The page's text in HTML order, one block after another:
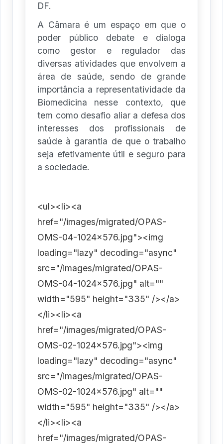
DF.
A Câmara é um espaço em que o
poder público debate e dialoga
como gestor e regulador das
diversas atividades que envolvem a
área de saúde, sendo de grande
importância a representatividade da
Biomedicina nesse contexto, que
tem como desafio aliar a defesa dos
interesses dos profissionais de
saúde à garantia de que o trabalho
seja efetivamente útil e seguro para
a sociedade.
<ul><li><a
href="/images/migrated/OPAS-
OMS-04-1024x576.jpg"><img
loading="lazy" decoding="async"
src="/images/migrated/OPAS-
OMS-04-1024x576.jpg" alt=""
width="595" height="335" /></a>
</li><li><a
href="/images/migrated/OPAS-
OMS-02-1024x576.jpg"><img
loading="lazy" decoding="async"
src="/images/migrated/OPAS-
OMS-02-1024x576.jpg" alt=""
width="595" height="335" /></a>
</li><li><a
href="/images/migrated/OPAS-